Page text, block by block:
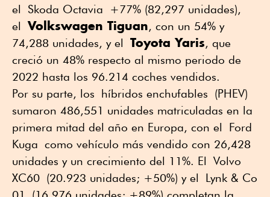
el Skoda Octavia +77% (82,297 unidades),
elVolkswagen Tiguan, con un 54% y
74,288 unidades, y el Toyota Yaris, que
creció un 48% respecto al mismo periodo de
2022 hasta los 96.214 coches vendidos.
Por su parte, los híbridos enchufables (PHEV)
sumaron 486,551 unidades matriculadas en la
primera mitad del año en Europa, con el Ford
Kuga como vehículo más vendido con 26,428
unidades y un crecimiento del 11%. El Volvo
XC60 (20.923 unidades; +50%) y el Lynk & Co